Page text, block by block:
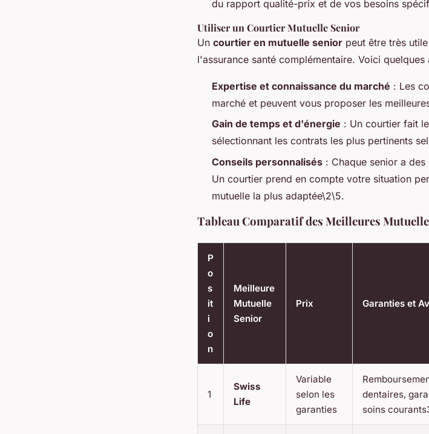
du rapport qualité-prix et de vos besoins
Utiliser un Courtier Mutuelle Senior
Un courtier en mutuelle senior peut être très
l'assurance santé complémentaire. Voici
Expertise et connaissance du marché : Les
marché et peuvent vous proposer les
Gain de temps et d'énergie : Un courtier fait
sélectionnant les contrats les plus pertinents
Conseils personnalisés : Chaque senior a
Un courtier prend en compte votre situation
mutuelle la plus adaptée\2\5.
Tableau Comparatif des Meilleures
P
o
s
it
i
o
n
Meilleure
Mutuelle
Senior
Prix Garanties et
1
Swiss
Life
Variable
selon les
garanties
dentaires,
soins